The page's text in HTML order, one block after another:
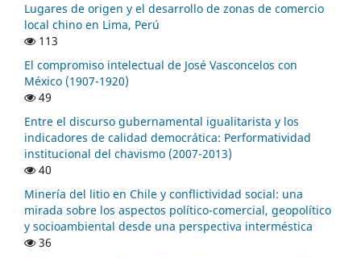
Lugares de origen y el desarrollo de zonas de comercio
local chino en Lima, Perú
113
El compromiso intelectual de José Vasconcelos con
México (1907-1920)
49
Entre el discurso gubernamental igualitarista y los
indicadores de calidad democrática: Performatividad
institucional del chavismo (2007-2013)
40
Minería del litio en Chile y conflictividad social: una
mirada sobre los aspectos político-comercial, geopolítico
y socioambiental desde una perspectiva interméstica
36